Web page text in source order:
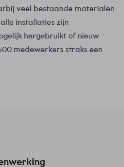
veel bestaande materialen
installaties zijn
hergebruikt of nieuw
medewerkers straks een